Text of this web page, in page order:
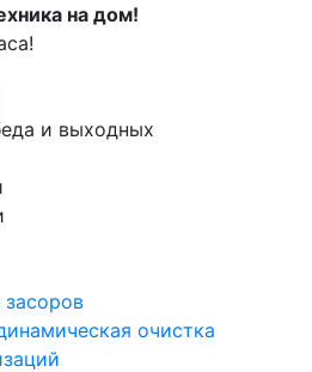
на дом!
и выходных
засоров
очистка